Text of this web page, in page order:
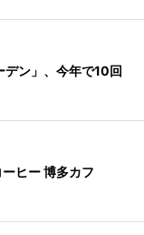
デン」、今年で10回
ヒー 博多カフ